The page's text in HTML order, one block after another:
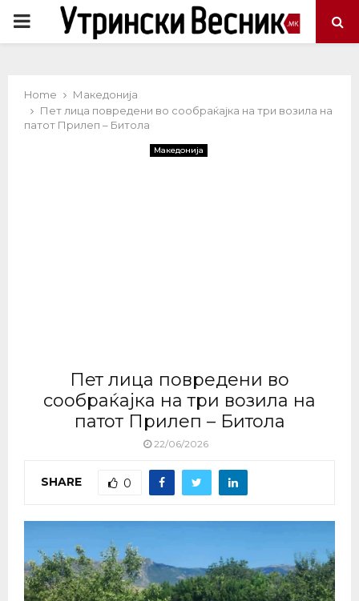
PRIMARY
Home
Македонија
Пет лица повредени во сообраќајка на три возила на
патот Прилеп – Битола
Македонија
Пет лица повредени во
сообраќајка на три возила на
патот Прилеп – Битола
22/06/2026
SHARE 0